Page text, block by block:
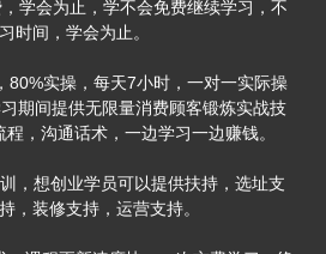
学会为止，学不会免费继续学习，不
时间，学会为止。
80%实操，每天7小时，一对一实际操
期间提供无限量消费顾客锻炼实战技
，沟通话术，一边学习一边赚钱。
，想创业学员可以提供扶持，选址支
，装修支持，运营支持。